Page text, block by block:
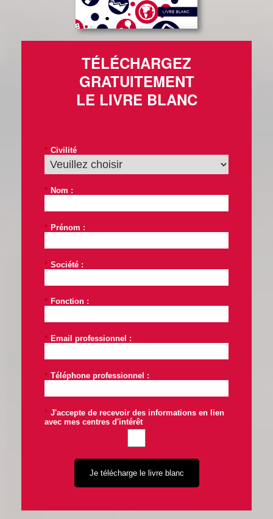
TÉLÉCHARGEZ
GRATUITEMENT
LE LIVRE BLANC
* Civilité
* Nom :
* Prénom :
* Société :
* Fonction :
* Email professionnel :
* Téléphone professionnel :
* J'accepte de recevoir des informations en lien
avec mes centres d'intérêt
Je télécharge le livre blanc